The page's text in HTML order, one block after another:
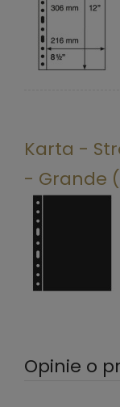
Karta -
- Grande
Opinie o